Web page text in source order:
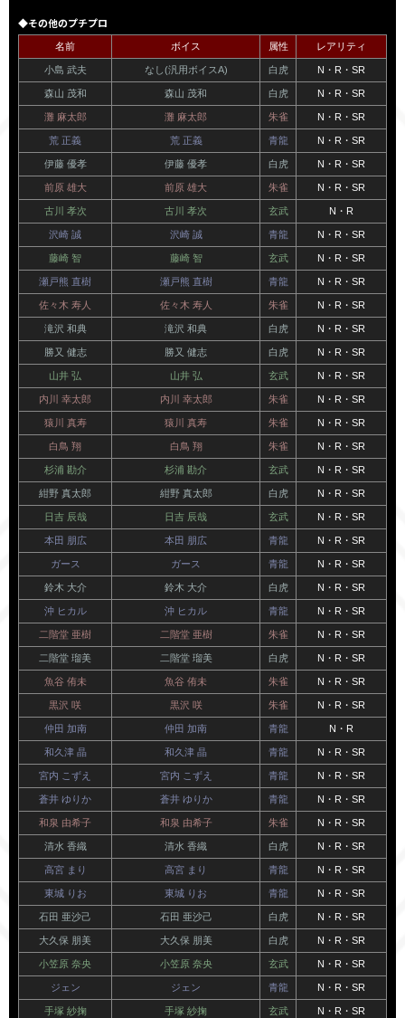
◆その他のプチプロ
名前 ボイス 属性 レアリティ
小島 武夫 なし(汎用ボイスA) 白虎 N・R・SR
森山 茂和 森山 茂和 白虎 N・R・SR
灘 麻太郎 灘 麻太郎 朱雀 N・R・SR
荒 正義 荒 正義 青龍 N・R・SR
伊藤 優孝 伊藤 優孝 白虎 N・R・SR
前原 雄大 前原 雄大 朱雀 N・R・SR
古川 孝次 古川 孝次 玄武 N・R
沢崎 誠 沢崎 誠 青龍 N・R・SR
藤崎 智 藤崎 智 玄武 N・R・SR
瀬戸熊 直樹 瀬戸熊 直樹 青龍 N・R・SR
佐々木 寿人 佐々木 寿人 朱雀 N・R・SR
滝沢 和典 滝沢 和典 白虎 N・R・SR
勝又 健志 勝又 健志 白虎 N・R・SR
山井 弘 山井 弘 玄武 N・R・SR
内川 幸太郎 内川 幸太郎 朱雀 N・R・SR
猿川 真寿 猿川 真寿 朱雀 N・R・SR
白鳥 翔 白鳥 翔 朱雀 N・R・SR
杉浦 勘介 杉浦 勘介 玄武 N・R・SR
紺野 真太郎 紺野 真太郎 白虎 N・R・SR
日吉 辰哉 日吉 辰哉 玄武 N・R・SR
本田 朋広 本田 朋広 青龍 N・R・SR
ガース ガース 青龍 N・R・SR
鈴木 大介 鈴木 大介 白虎 N・R・SR
沖 ヒカル 沖 ヒカル 青龍 N・R・SR
二階堂 亜樹 二階堂 亜樹 朱雀 N・R・SR
二階堂 瑠美 二階堂 瑠美 白虎 N・R・SR
魚谷 侑未 魚谷 侑未 朱雀 N・R・SR
黒沢 咲 黒沢 咲 朱雀 N・R・SR
仲田 加南 仲田 加南 青龍 N・R
和久津 晶 和久津 晶 青龍 N・R・SR
宮内 こずえ 宮内 こずえ 青龍 N・R・SR
蒼井 ゆりか 蒼井 ゆりか 青龍 N・R・SR
和泉 由希子 和泉 由希子 朱雀 N・R・SR
清水 香織 清水 香織 白虎 N・R・SR
高宮 まり 高宮 まり 青龍 N・R・SR
東城 りお 東城 りお 青龍 N・R・SR
石田 亜沙己 石田 亜沙己 白虎 N・R・SR
大久保 朋美 大久保 朋美 白虎 N・R・SR
小笠原 奈央 小笠原 奈央 玄武 N・R・SR
ジェン ジェン 青龍 N・R・SR
手塚 紗掬 手塚 紗掬 玄武 N・R・SR